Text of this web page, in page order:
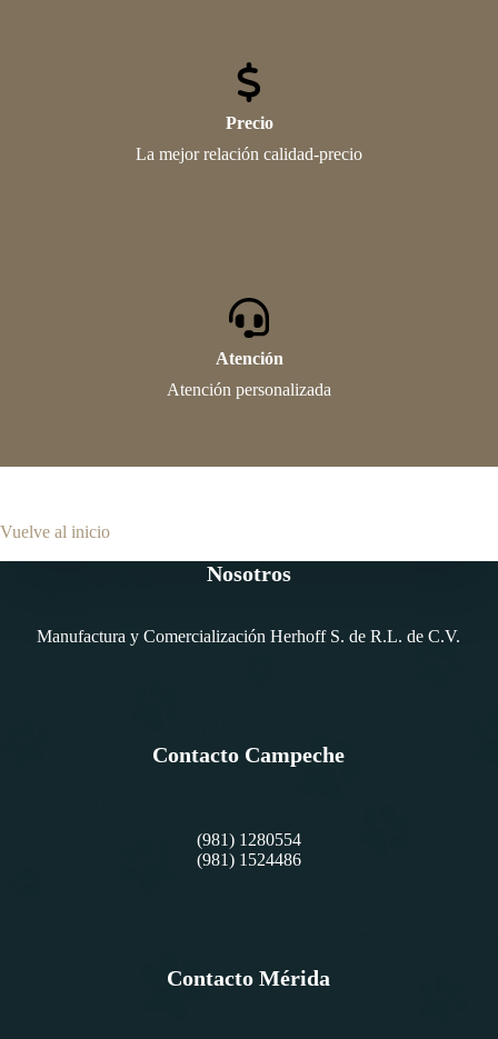
Precio
La mejor relación calidad-precio
Atención
Atención personalizada
Vuelve al inicio
Nosotros
Manufactura y Comercialización Herhoff S. de R.L. de C.V.
Contacto Campeche
(981) 1280554
(981) 1524486
Contacto Mérida